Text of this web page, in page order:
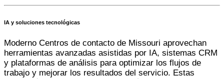
IA y soluciones tecnológicas
Moderno Centros de contacto de Missouri aprovechan
herramientas avanzadas asistidas por IA, sistemas CRM
y plataformas de análisis para optimizar los flujos de
trabajo y mejorar los resultados del servicio. Estas